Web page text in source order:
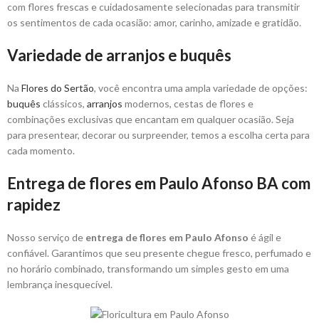
com flores frescas e cuidadosamente selecionadas para transmitir
os sentimentos de cada ocasião: amor, carinho, amizade e gratidão.
Variedade de arranjos e buquês
Na Flores do Sertão, você encontra uma ampla variedade de opções:
buquês clássicos, arranjos modernos, cestas de flores e
combinações exclusivas que encantam em qualquer ocasião. Seja
para presentear, decorar ou surpreender, temos a escolha certa para
cada momento.
Entrega de flores em Paulo Afonso BA com
rapidez
Nosso serviço de entrega de flores em Paulo Afonso é ágil e
confiável. Garantimos que seu presente chegue fresco, perfumado e
no horário combinado, transformando um simples gesto em uma
lembrança inesquecível.